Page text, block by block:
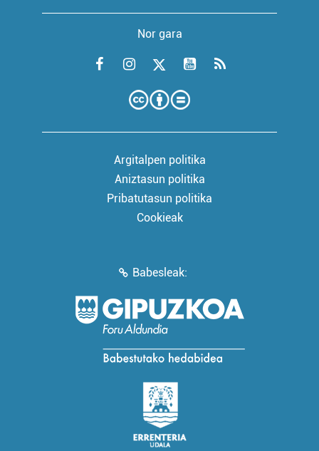
Nor gara
Argitalpen politika
Aniztasun politika
Pribatutasun politika
Cookieak
Babesleak: